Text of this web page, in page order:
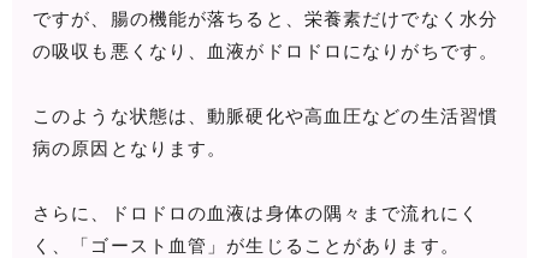
ですが、腸の機能が落ちると、栄養素だけでなく水分
の吸収も悪くなり、血液がドロドロになりがちです。
このような状態は、動脈硬化や高血圧などの生活習慣
病の原因となります。
さらに、ドロドロの血液は身体の隅々まで流れにく
く、「ゴースト血管」が生じることがあります。